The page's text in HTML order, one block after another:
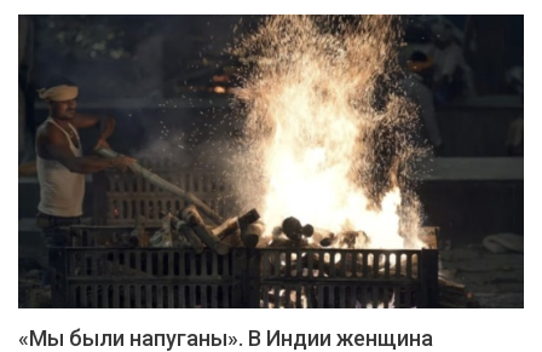
«Мы были напуганы». В Индии женщина